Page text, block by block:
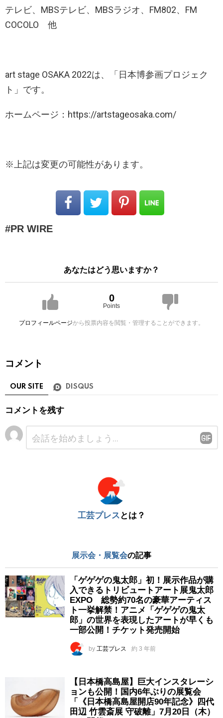
テレビ、MBSテレビ、MBSラジオ、FM802、FM
COCOLO 他
art stage OSAKA 2022は、「日本博参画プロジェク
ト」です。
ホームページ：https://artstageosaka.com/
※上記は変更の可能性があります。
PR WIRE
あなたはどう思いますか？
0
Points
プロフィールページから投票内容を閲覧・管理することができます。
コメント
OUR SITE DISQUS
コメントを残す
工芸プレス とは？
展示会・展覧会の記事
「ゲゲゲの鬼太郎」初！展示作品が購
入できるトリビュートアート展鬼太郎
EXPO 総勢約70名の豪華アーティス
ト一挙解禁！アニメ「ゲゲゲの鬼太
郎」の世界を表現したアートが早くも
一部公開！チケット発売開始
by 工芸プレス 約 3 年前
【日本橋高島屋】巨大インスタレーシ
ョンも公開！国内6年ぶりの展覧会
「《日本橋高島屋開店90年記念》四代
田辺 竹雲斎展 守破離」7月20日（木）